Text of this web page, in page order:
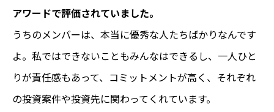
アワードで評価されていました。
うちのメンバーは、本当に優秀な人たちばかりなんです
よ。私ではできないこともみんなはできるし、一人ひと
りが責任感もあって、コミットメントが高く、それぞれ
の投資案件や投資先に関わってくれています。